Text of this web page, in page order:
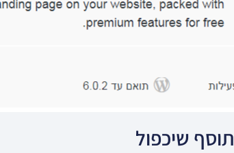
תוסף שיכפול